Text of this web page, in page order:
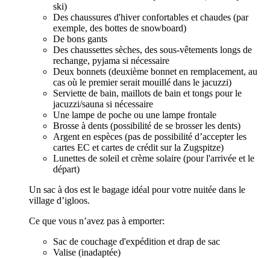
ski)
Des chaussures d'hiver confortables et chaudes (par
exemple, des bottes de snowboard)
De bons gants
Des chaussettes sèches, des sous-vêtements longs de
rechange, pyjama si nécessaire
Deux bonnets (deuxième bonnet en remplacement, au
cas où le premier serait mouillé dans le jacuzzi)
Serviette de bain, maillots de bain et tongs pour le
jacuzzi/sauna si nécessaire
Une lampe de poche ou une lampe frontale
Brosse à dents (possibilité de se brosser les dents)
Argent en espèces (pas de possibilité d’accepter les
cartes EC et cartes de crédit sur la Zugspitze)
Lunettes de soleil et crème solaire (pour l'arrivée et le
départ)
Un sac à dos est le bagage idéal pour votre nuitée dans le
village d’igloos.
Ce que vous n’avez pas à emporter:
Sac de couchage d'expédition et drap de sac
Valise (inadaptée)